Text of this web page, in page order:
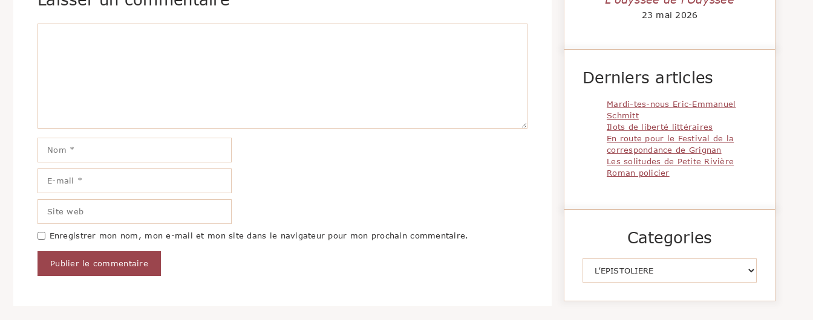
mail
web
Enregistrer mon nom, mon e-mail et mon site dans le navigateur pour mon prochain commentaire.
23 mai 2026
Derniers articles
Mardi-tes-nous Eric-Emmanuel
Schmitt
Ilots de liberté littéraires
En route pour le Festival de la
correspondance de Grignan
Les solitudes de Petite Rivière
Roman policier
Categories